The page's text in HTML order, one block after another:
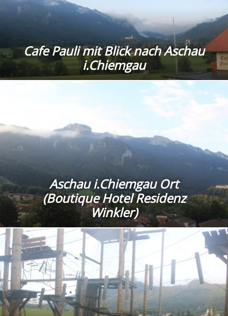
Cafe Pauli mit Blick nach Aschau
i.Chiemgau
Aschau i.Chiemgau Ort
(Boutique Hotel Residenz
Winkler)